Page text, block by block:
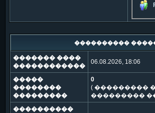
����������
������� ����
������������
06.08.2026, 18:06
�����
��������
���������
0
( ���������
���������
����������